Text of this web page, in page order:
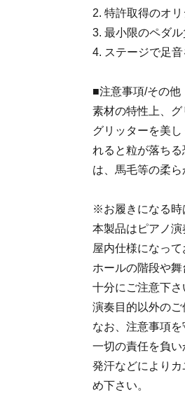
2. 特許取得のオ
3. 最小限のペダル
4. ステージで足音
■注意事項/その他
素材の特性上、グ
グリッターを美
れると粒が落ち
は、馬毛等の柔
※お履きになる時
本製品はピアノ演
屋内仕様になっ
ホールの階段や
十分にご注意下さ
演奏目的以外のご
なお、注意事項
一切の責任を負い
発汗などにより
め下さい。